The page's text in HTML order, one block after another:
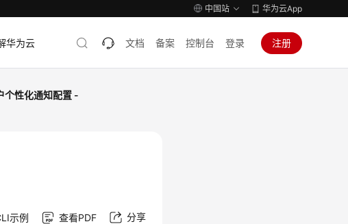
中国站 华为云App
华为云 文档 备案 控制台 登录 注册
个性化通知配置 -
示例 查看PDF 分享